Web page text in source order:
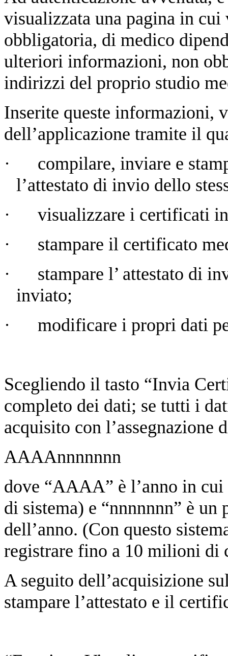
visualizzata una pagina in
obbligatoria, di medico
ulteriori informazioni, non
indirizzi del proprio studio
Inserite queste informazioni,
dell’applicazione tramite il
·
compilare, inviare e
l’attestato di invio dello
·
visualizzare i certificati
·
stampare il certificato
·
stampare l’ attestato di
inviato;
·
modificare i propri dati
Scegliendo il tasto “Invia
completo dei dati; se tutti i
acquisito con l’assegnazione
AAAAnnnnnnn
dove “AAAA” è l’anno in
di sistema) e “nnnnnnn” è
dell’anno. (Con questo
registrare fino a 10 milioni di
A seguito dell’acquisizione
stampare l’attestato e il